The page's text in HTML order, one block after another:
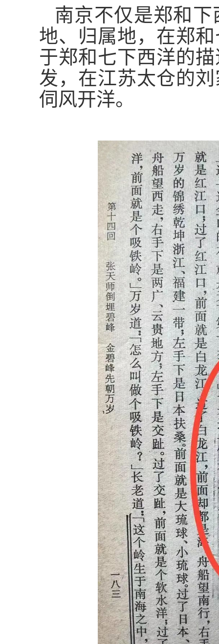
南京不仅是郑和
地、归属地，在郑
于郑和七下西洋的
发，在江苏太仓的
伺风开洋。